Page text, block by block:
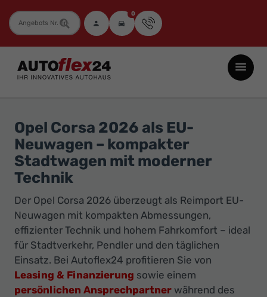
Fahrzeugnummer 0
Autoflex24
GmbH
Neuwagen
Jahreswagen
und
Gebrauchtwagen
zu
Top-
Preisen
-
Ihr
Innovatives
Opel Corsa 2026 als EU-
Neuwagen – kompakter
Stadtwagen mit moderner
Technik
Der Opel Corsa 2026 überzeugt als Reimport EU-
Neuwagen mit kompakten Abmessungen,
effizienter Technik und hohem Fahrkomfort – ideal
für Stadtverkehr, Pendler und den täglichen
Einsatz. Bei Autoflex24 profitieren Sie von
Leasing & Finanzierung sowie einem
persönlichen Ansprechpartner während des